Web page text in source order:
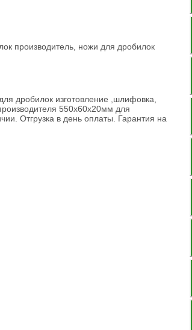
производитель, ножи для дробилок
дробилок изготовление ,шлифовка,
550х60х20мм для
Отгрузка в день оплаты. Гарантия на